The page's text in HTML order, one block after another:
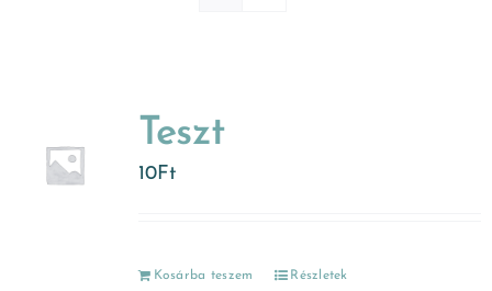
Teszt
10Ft
Kosárba teszem Részletek